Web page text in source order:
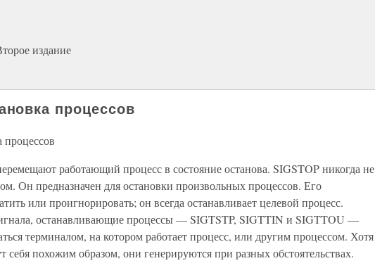
издание
процессов
процессов
работающий процесс в состояние останова. SIGSTOP никогда не
Он предназначен для остановки произвольных процессов. Его
или проигнорировать; он всегда останавливает целевой процесс.
останавливающие процессы — SIGTSTP, SIGTTIN и SIGTTOU —
терминалом, на котором работает процесс, или другим процессом. Хотя
себя похожим образом, они генерируются при разных обстоятельствах.